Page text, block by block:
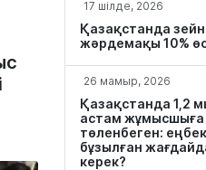
17 шілде, 2026
Қазақстанда
жәрдемақы 10%
26 мамыр, 2026
Қазақстанда 1,2
астам
төленбеген:
бұзылған
керек?